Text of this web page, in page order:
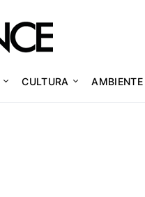
CULTURA AMBIENTE